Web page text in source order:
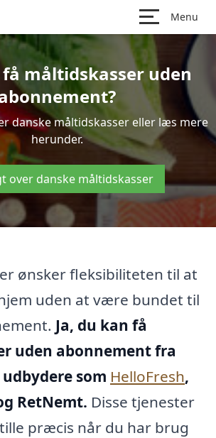
Menu
måltidskasser uden
danske måltidskasser eller læs mere
herunder.
over danske måltidskasser
ønsker fleksibiliteten til at
uden at være bundet til
Ja, du kan få
uden abonnement fra
som HelloFresh,
RetNemt. Disse tjenester
præcis når du har brug